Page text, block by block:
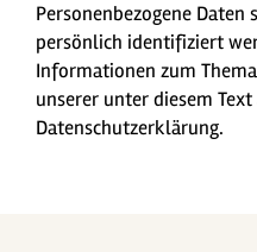
Personenbezogene
persönlich identifiziert
Informationen zum
unserer unter diesem
Datenschutzerklärung.